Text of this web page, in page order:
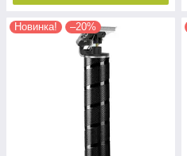
Новинка! –20%